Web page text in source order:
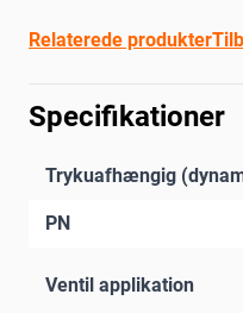
Relaterede produkter
Specifikationer
Trykuafhængig
PN
Ventil applikation